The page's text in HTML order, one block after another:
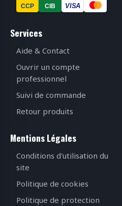
CCP CIB VISA
Services
Aide & Contact
Ouvrir un compte
professionnel
Suivi de commande
Retour produits
Mentions Légales
Conditions d'utilisation du
site
Politique de cookies
Politique de protection